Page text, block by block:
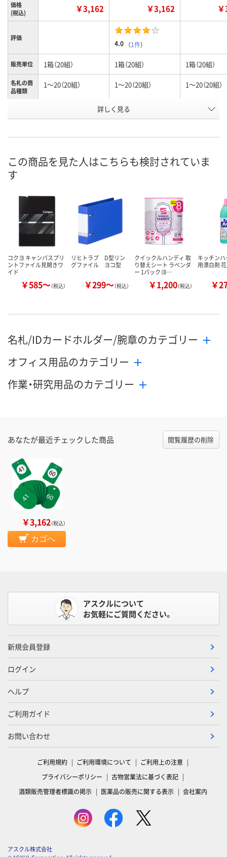
価格
(税込)
￥3,162 ￥3,162
評価
4.0 （1件）
販売単位 1箱（20組） 1箱（20組） 1箱（20組）
名札の商
品種類
1～20（20組） 1～20（20組） 1～20（20組）
緑
号
お届け日
数量 数量
カゴへ カ
詳しく見る
この商品を見た人はこちらも検討されていま
す
コクヨ キャンパスプリ
ントファイル見開きワ
イド
￥585～（税込）
リヒトラブ D型リン
グファイル ヨコ型
￥299～（税込）
クイックルハンディ 取
り替えシート ラベンダ
ー 1パック（8…
￥1,200（税込）
キッチン
用漂白剤
￥
名札/IDカードホルダー/腕章のカテゴリー
オフィス用品のカテゴリー
作業・研究用品のカテゴリー
あなたが最近チェックした商品 閲覧履歴の削除
￥3,162（税込）
カゴへ
アスクルについて
お気軽にご質問ください。
新規会員登録
ログイン
ヘルプ
ご利用ガイド
お問い合わせ
ご利用規約 ご利用環境について
ご利用上の注意
プライバシーポリシー
古物営業法に基づく表記
酒類販売管理者標識の掲示
医薬品の販売に関する表示 会社案内
アスクル株式会社